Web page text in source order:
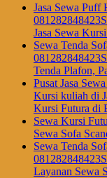
Jasa Sewa Puff
Jasa Sewa
Sewa Tenda
Tenda Plafon,
Pusat Jasa
Kursi kuliah di
Kursi Futura di
Sewa Kursi
Sewa Sofa
Sewa Tenda
Layanan Sewa